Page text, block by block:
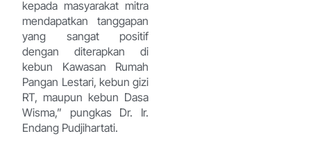
kepada masyarakat mitra
mendapatkan tanggapan
yang sangat positif
dengan diterapkan di
kebun Kawasan Rumah
Pangan Lestari, kebun gizi
RT, maupun kebun Dasa
Wisma,” pungkas Dr. Ir.
Endang Pudjihartati.